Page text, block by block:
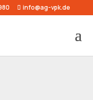
info@ag-vpk.de